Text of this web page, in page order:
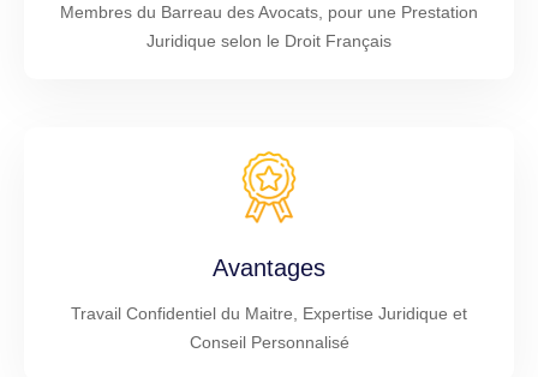
Membres du Barreau des Avocats, pour une Prestation
Juridique selon le Droit Français
Avantages
Travail Confidentiel du Maitre, Expertise Juridique et
Conseil Personnalisé